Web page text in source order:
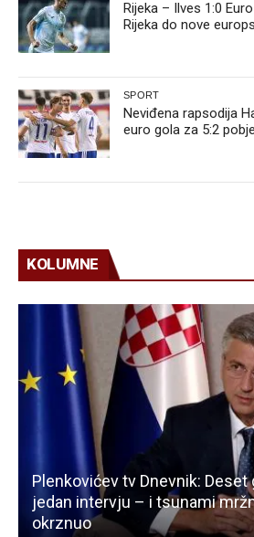
Rijeka – Ilves 1:0
Rijeka do nove
SPORT
Neviđena rapsodija
euro gola za 5:2
KOLUMNE
Plenkovićev tv Dnevnik: Deset
jedan intervju – i tsunami
okrznuo